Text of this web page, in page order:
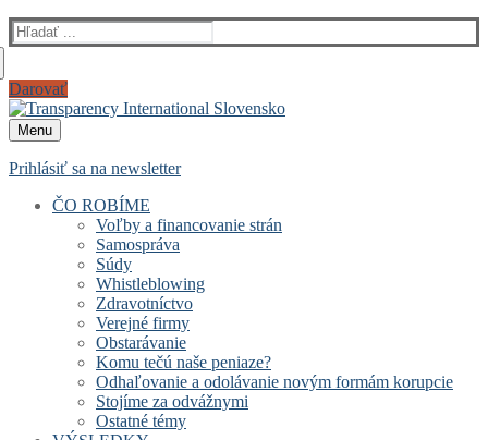
Darovať
Menu
Prihlásiť sa na newsletter
ČO ROBÍME
Voľby a financovanie strán
Samospráva
Súdy
Whistleblowing
Zdravotníctvo
Verejné firmy
Obstarávanie
Komu tečú naše peniaze?
Odhaľovanie a odolávanie novým formám korupcie
Stojíme za odvážnymi
Ostatné témy